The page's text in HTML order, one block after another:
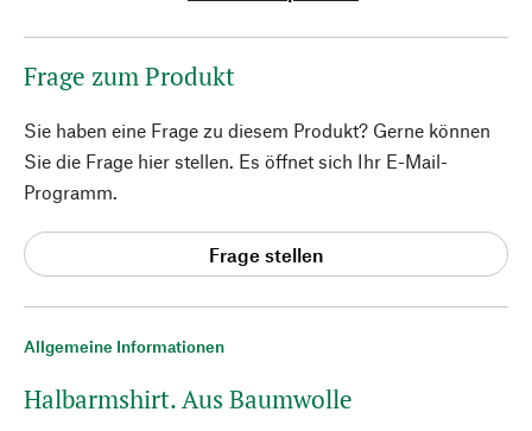
Allgemeine Informationen
Halbarmshirt. Aus Baumwolle
Frage zum Produkt
Sie haben eine Frage zu diesem Produkt? Gerne können
Sie die Frage hier stellen. Es öffnet sich Ihr E-Mail-
Programm.
Frage stellen